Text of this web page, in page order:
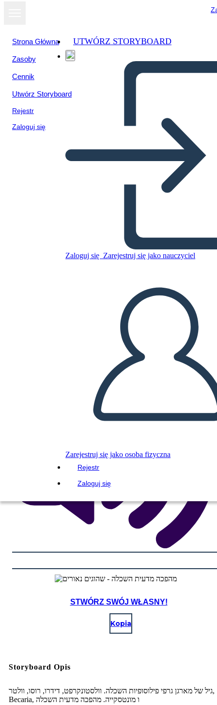
Strona Główna
Zasoby
Cennik
Utwórz Storyboard
Rejestr
Zaloguj się
UTWÓRZ STORYBOARD
Zaloguj się Zarejestruj się jako nauczyciel
Zarejestruj się jako osoba fizyczna
Rejestr
Zaloguj się
מהפכה מדעית השכלה - שהוגים
נאורים
Skopiuj tę scenorys
STWÓRZ SCENORYS
ODTWARZANIE POKAZU SLAJDÓW
PRZECZYTAJ MI
STWÓRZ SWÓJ WŁASNY!
Kopia
Storyboard Opis
גיל של מארגן גרפי פילוסופיות השכלה. וולסטונקרפט, דידרו, רוסו, וולטר,
Becaria, ו מונטסקייה. מהפכה מדעית השכלה